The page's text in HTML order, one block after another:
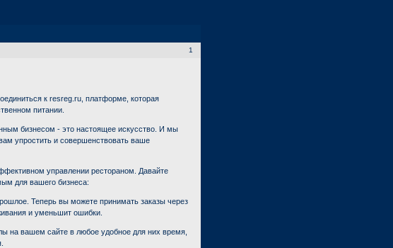
1
к resreg.ru, платформе, которая
питании.
бизнесом - это настоящее искусство. И мы
упростить и совершенствовать ваше
управлении рестораном. Давайте
для вашего бизнеса:
Теперь вы можете принимать заказы через
и уменьшит ошибки.
на вашем сайте в любое удобное для них время,